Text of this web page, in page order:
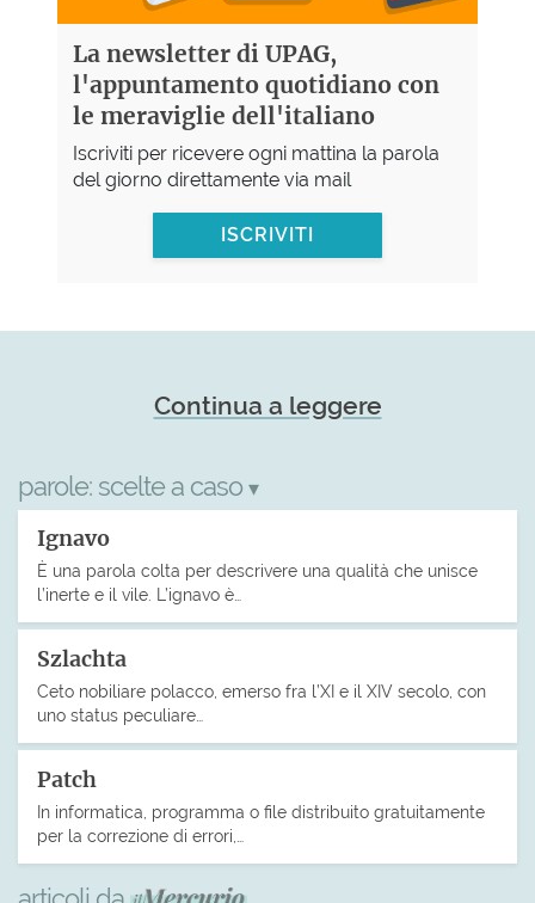
La newsletter di UPAG,
l'appuntamento quotidiano con
le meraviglie dell'italiano
Iscriviti per ricevere ogni mattina la parola
del giorno direttamente via mail
ISCRIVITI
Continua a leggere
parole: scelte a caso ▾
Ignavo
È una parola colta per descrivere una qualità che unisce
l’inerte e il vile. L’ignavo è…
Szlachta
Ceto nobiliare polacco, emerso fra l’XI e il XIV secolo, con
uno status peculiare…
Patch
In informatica, programma o file distribuito gratuitamente
per la correzione di errori,…